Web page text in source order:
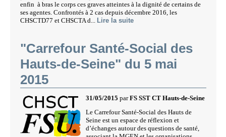
enfin à bras le corps ces graves atteintes à la dignité de certains de
ses agentes. Confrontés à 2 cas depuis décembre 2016, les
CHSCTD77 et CHSCTA d...
Lire la suite
"Carrefour Santé-Social des
Hauts-de-Seine" du 5 mai
2015
31/05/2015 parFS SST CT Hauts-de-Seine
Le Carrefour Santé-Social des Hauts de
Seine est un espace de réflexion et
d’échanges autour des questions de santé,